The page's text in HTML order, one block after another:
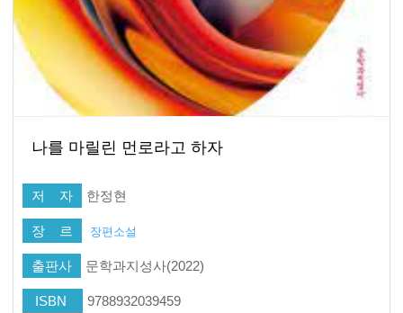
나를 마릴린 먼로라고 하자
저 자 한정현
장 르 장편소설
출판사 문학과지성사(2022)
ISBN 9788932039459